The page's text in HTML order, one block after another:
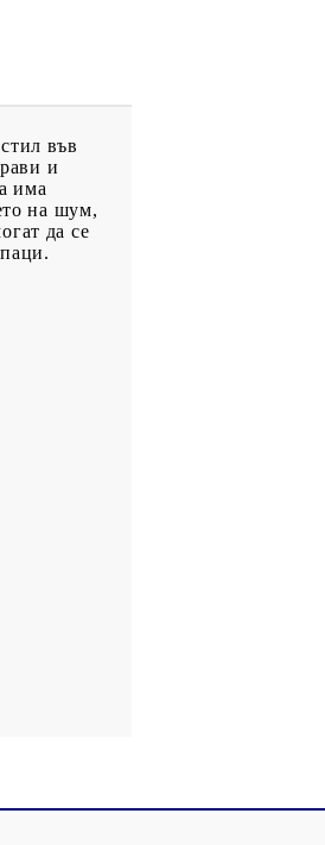
във
и
има
на шум,
да се